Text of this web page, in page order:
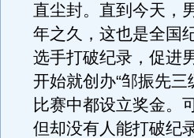
直尘封。直到今天，
年之久，这也是全国
选手打破纪录，促进
开始就创办“邹振先
比赛中都设立奖金。
但却没有人能打破纪录